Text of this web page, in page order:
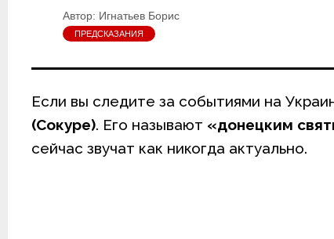
Автор: Игнатьев Борис
ПРЕДСКАЗАНИЯ
Если вы следите за событиями на
(Сокуре). Его называют «донецким
сейчас звучат как никогда актуально.